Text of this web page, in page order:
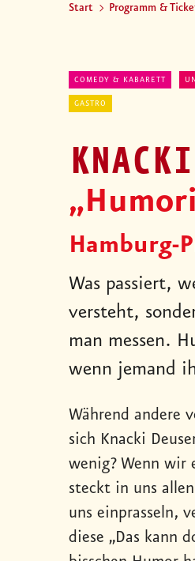
Start Programm &
COMEDY & KABARETT
GASTRO
Hamburg-
Was passiert,
versteht,
man messen.
wenn jemand
Während andere
sich Knacki
wenig? Wenn wir
steckt in uns
uns einprasseln,
diese „Das kann